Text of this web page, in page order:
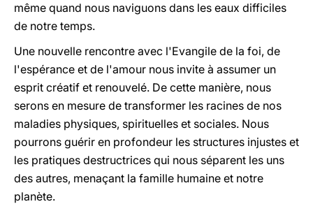
même quand nous naviguons dans les eaux difficiles
de notre temps.
Une nouvelle rencontre avec l'Evangile de la foi, de
l'espérance et de l'amour nous invite à assumer un
esprit créatif et renouvelé. De cette manière, nous
serons en mesure de transformer les racines de nos
maladies physiques, spirituelles et sociales. Nous
pourrons guérir en profondeur les structures injustes et
les pratiques destructrices qui nous séparent les uns
des autres, menaçant la famille humaine et notre
planète.